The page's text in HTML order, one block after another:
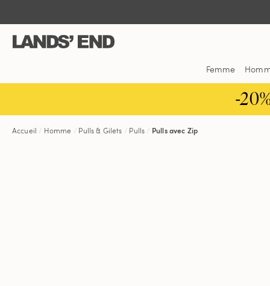
contenu
navigation
barre
Femme
-
Accueil Homme Pulls & Gilets Pulls Pulls avec Zip